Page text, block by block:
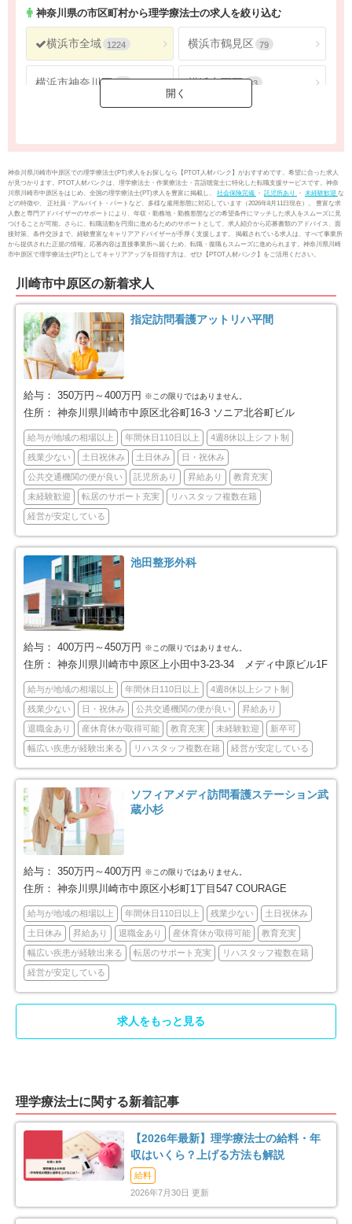
神奈川県 2692
神奈川県の市区町村から理学療法士の求人を絞り込む
横浜市全域 1224 横浜市鶴見区 79
横浜市神奈川区 横浜市西区 33
横浜市金沢区 52 横浜市港北区 123
横浜市戸塚区 98 横浜市港南区 88
横浜市旭区 104
横浜市瀬谷区 42 横浜市栄区 25
横浜市泉区 54
横浜市都筑区 78 川崎市全域
川崎市川崎区 66 川崎市幸区 62
川崎市中原区 72 川崎市高津区 65
川崎市多摩区 76
川崎市麻生区 49 相模原市全域 190
相模原市緑区 27
相模原市南区 87
平塚市 40 鎌倉市 65
藤沢市 119 小田原市 74
茅ヶ崎市 57 逗子市 23
三浦市 17 秦野市 39
厚木市 64
伊勢原市
座間市 南足柄市
綾瀬市 16 三浦郡葉山町 2
高座郡寒川町 10
足柄上郡中井町
足柄上郡開成町
足柄下郡真鶴町 2 足柄下郡湯河原町 11
愛甲郡愛川町 4
神奈川県川崎市中原区での理学療法士(PT)求人をお探しなら【PTOT人材バンク】がおすすめです。希望に合った求人
が見つかります。PTOT人材バンクは、理学療法士・作業療法士・言語聴覚士に特化した転職支援サービスです。神奈
川県川崎市中原区をはじめ、全国の理学療法士(PT)求人を豊富に掲載し、 社会保険完備 ・ 託児所あり ・ 未経験歓迎 な
どの特徴や、 正社員・アルバイト・パートなど、多様な雇用形態に対応しています（2026年8月11日現在）。 豊富な求
人数と専門アドバイザーのサポートにより、年収・勤務地・勤務形態などの希望条件にマッチした求人をスムーズに見
つけることが可能。さらに、転職活動を円滑に進めるためのサポートとして、求人紹介から応募書類のアドバイス、面
接対策、条件交渉まで、経験豊富なキャリアアドバイザーが手厚く支援します。 掲載されている求人は、すべて事業所
から提供された正規の情報。応募内容は直接事業所へ届くため、転職・復職もスムーズに進められます。神奈川県川崎
市中原区で理学療法士(PT)としてキャリアアップを目指す方は、ぜひ【PTOT人材バンク】をご活用ください。
川崎市中原区の新着求人
指定訪問看護アットリハ平間
給与： 350万円～400万円 ※この限りではありません。
住所： 神奈川県川崎市中原区北谷町16-3 ソニア北谷町ビル
給与が地域の相場以上 年間休日110日以上 4週8休以上シフト制
残業少ない 土日祝休み 土日休み 日・祝休み
公共交通機関の便が良い 託児所あり 昇給あり 教育充実
未経験歓迎 転居のサポート充実 リハスタッフ複数在籍
経営が安定している
池田整形外科
給与： 400万円～450万円 ※この限りではありません。
住所： 神奈川県川崎市中原区上小田中3-23-34 メディ中原ビル1F
給与が地域の相場以上 年間休日110日以上 4週8休以上シフト制
残業少ない 日・祝休み 公共交通機関の便が良い 昇給あり
退職金あり 産休育休が取得可能 教育充実 未経験歓迎 新卒可
幅広い疾患が経験出来る リハスタッフ複数在籍 経営が安定している
ソフィアメディ訪問看護ステーション武
蔵小杉
給与： 350万円～400万円 ※この限りではありません。
住所： 神奈川県川崎市中原区小杉町1丁目547 COURAGE
給与が地域の相場以上 年間休日110日以上 残業少ない 土日祝休み
土日休み 昇給あり 退職金あり 産休育休が取得可能 教育充実
幅広い疾患が経験出来る 転居のサポート充実 リハスタッフ複数在籍
経営が安定している
求人をもっと見る
理学療法士に関する新着記事
【2026年最新】理学療法士の給料・年
収はいくら？上げる方法も解説
給料
2026年7月30日 更新